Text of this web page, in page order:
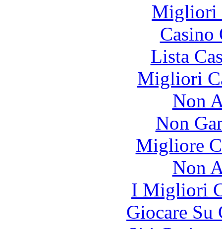
Migliori
Lista
Migliori
Non
Non
Migliore
Non
I Migliori
Giocare Su